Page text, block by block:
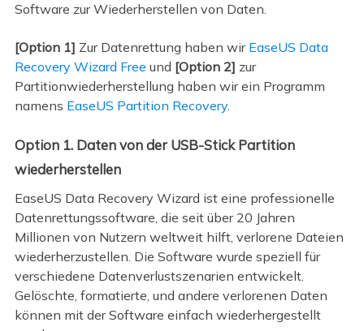
Software zur Wiederherstellen von Daten.
[Option 1] Zur Datenrettung haben wir EaseUS Data
Recovery Wizard Free und [Option 2] zur
Partitionwiederherstellung haben wir ein Programm
namens EaseUS Partition Recovery.
Option 1. Daten von der USB-Stick Partition
wiederherstellen
EaseUS Data Recovery Wizard ist eine professionelle
Datenrettungssoftware, die seit über 20 Jahren
Millionen von Nutzern weltweit hilft, verlorene Dateien
wiederherzustellen. Die Software wurde speziell für
verschiedene Datenverlustszenarien entwickelt.
Gelöschte, formatierte, und andere verlorenen Daten
können mit der Software einfach wiederhergestellt